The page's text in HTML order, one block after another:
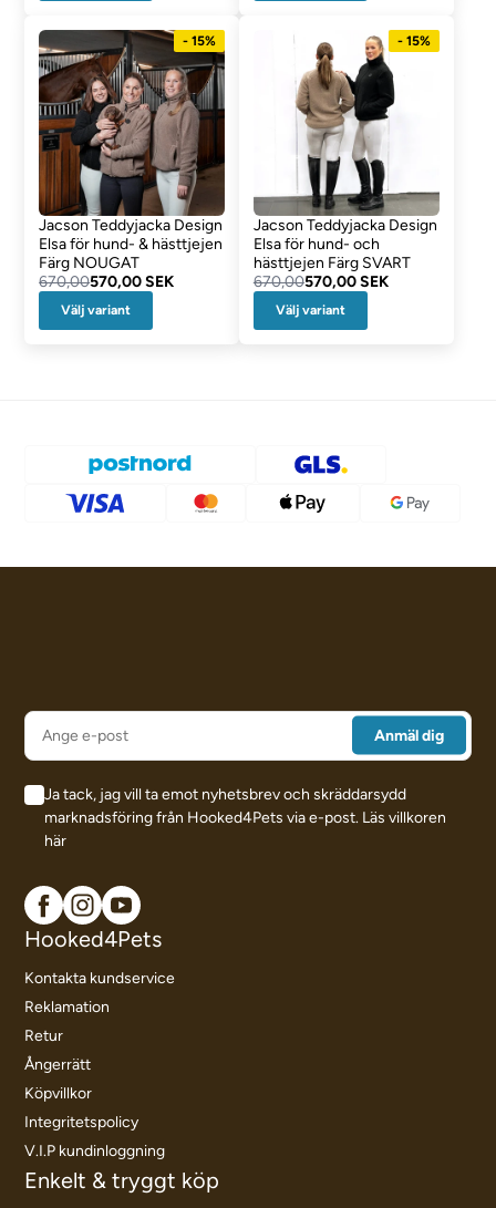
- 15%
Jacson Teddyjacka Design
Elsa för hund- & hästtjejen
Färg NOUGAT
670,00570,00 SEK
Välj variant
- 15%
Jacson Teddyjacka Design
Elsa för hund- och
hästtjejen Färg SVART
670,00570,00 SEK
Välj variant
Ja tack, jag vill ta emot nyhetsbrev och skräddarsydd
marknadsföring från Hooked4Pets via e-post. Läs villkoren
här
Hooked4Pets
Kontakta kundservice
Reklamation
Retur
Ångerrätt
Köpvillkor
Integritetspolicy
V.I.P kundinloggning
Enkelt & tryggt köp